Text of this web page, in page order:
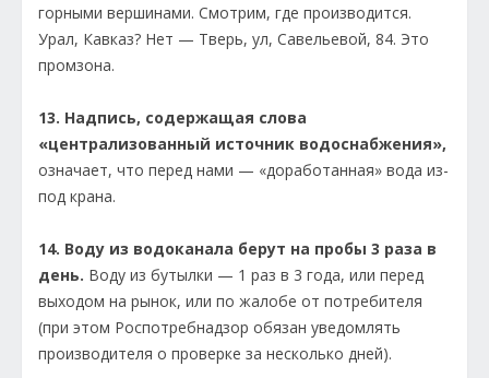
горными вершинами. Смотрим, где производится.
Урал, Кавказ? Нет — Тверь, ул, Савельевой, 84. Это
промзона.
13. Надпись, содержащая слова
«централизованный источник водоснабжения»,
означает, что перед нами — «доработанная» вода из-
под крана.
14. Воду из водоканала берут на пробы 3 раза в
день. Воду из бутылки — 1 раз в 3 года, или перед
выходом на рынок, или по жалобе от потребителя
(при этом Роспотребнадзор обязан уведомлять
производителя о проверке за несколько дней).